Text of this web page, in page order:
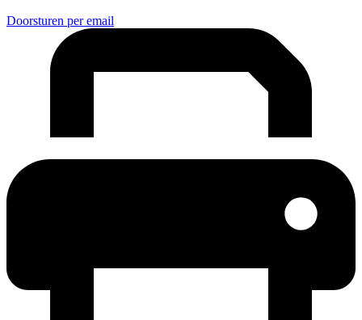
Doorsturen per email